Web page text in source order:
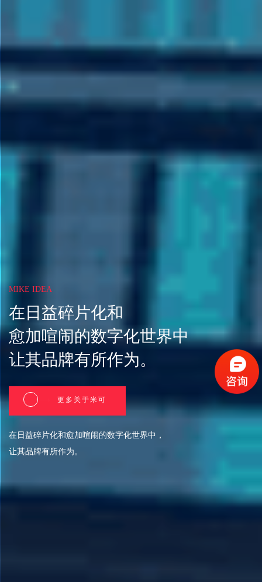
MIKE IDEA
在日益碎片化和
愈加喧闹的数字化世界中
让其品牌有所作为。
更多关于米可
在日益碎片化和愈加喧闹的数字化世界中，
让其品牌有所作为。